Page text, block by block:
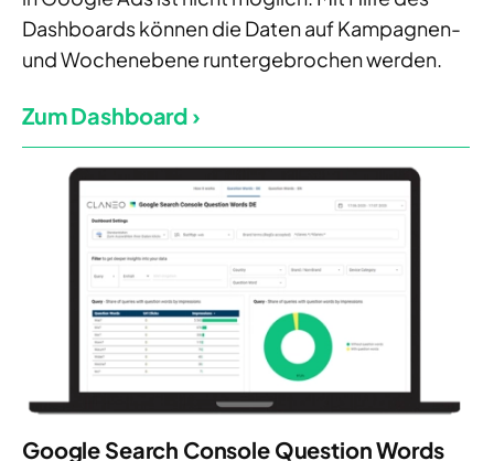
Dashboards können die Daten auf Kampagnen-
und Wochenebene runtergebrochen werden.
Zum Dashboard ›
Google Search Console Question Words